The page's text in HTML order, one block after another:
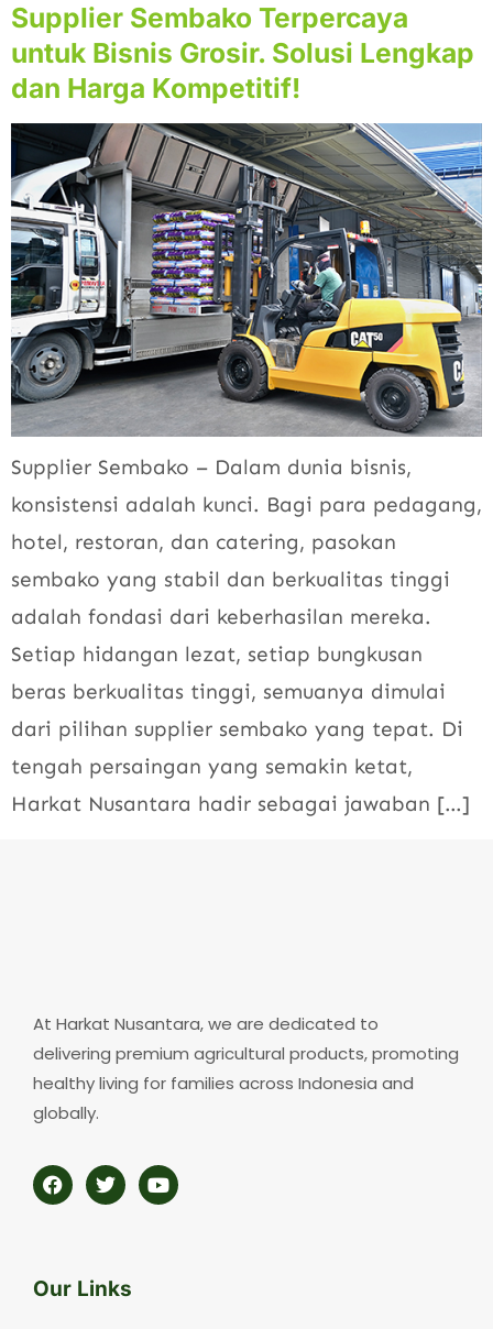
Supplier Sembako Terpercaya
untuk Bisnis Grosir. Solusi Lengkap
dan Harga Kompetitif!
Supplier Sembako – Dalam dunia bisnis,
konsistensi adalah kunci. Bagi para pedagang,
hotel, restoran, dan catering, pasokan
sembako yang stabil dan berkualitas tinggi
adalah fondasi dari keberhasilan mereka.
Setiap hidangan lezat, setiap bungkusan
beras berkualitas tinggi, semuanya dimulai
dari pilihan supplier sembako yang tepat. Di
tengah persaingan yang semakin ketat,
Harkat Nusantara hadir sebagai jawaban […]
At Harkat Nusantara, we are dedicated to
delivering premium agricultural products, promoting
healthy living for families across Indonesia and
globally.
Our Links